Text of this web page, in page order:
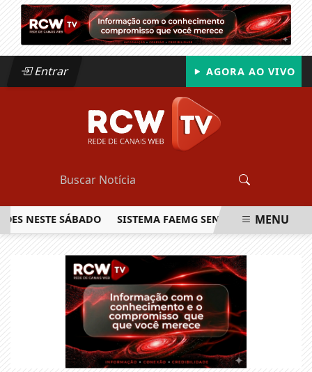
Entrar AGORA AO VIVO
SÁBADO SISTEMA FAEMG SENAR LANÇA OMENU